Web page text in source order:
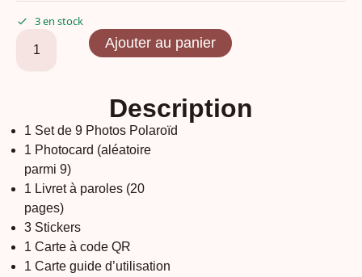
3 en stock
Ajouter au panier
Description
1 Set de 9 Photos Polaroïd
1 Photocard (aléatoire
parmi 9)
1 Livret à paroles (20
pages)
3 Stickers
1 Carte à code QR
1 Carte guide d’utilisation